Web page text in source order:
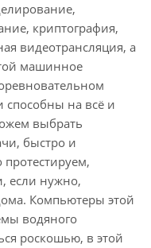
криптография,
видеотрансляция, а
машинное
способны на всё и
выбрать
быстро и
если нужно,
Компьютеры этой
водяного
роскошью, в этой